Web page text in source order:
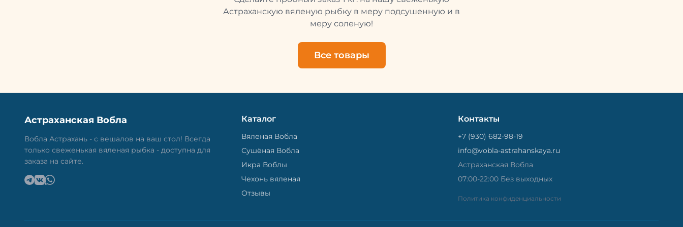
рыбу упаковывают в специальный
пакет, чтобы она не портилась и не
не просто вкусная еда, но и
пример того, как можно сочетать
старые рецепты и современные
вкусно.
Астраханскую вяленую рыбку в меру подсушенную и в
меру соленую!
Все товары
Астраханская Вобла
Вобла Астрахань - с вешалов на ваш стол! Всегда
только свеженькая вяленая рыбка - доступна для
заказа на сайте.
Каталог
Вяленая Вобла
Сушёная Вобла
Икра Воблы
Чехонь вяленая
Отзывы
Контакты
+7 (930) 682-98-19
info@vobla-astrahanskaya.ru
Астраханская Вобла
07:00-22:00 Без выходных
Политика конфиденциальности